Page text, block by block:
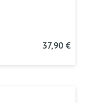
37,90 €